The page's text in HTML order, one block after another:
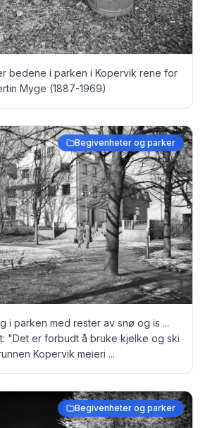
bedene i parken i Kopervik rene for
Bertin Myge (1887-1969)
Begivenheter og parker
i parken med rester av snø og is ...
"Det er forbudt å bruke kjelke og ski
Kopervik meieri ...
Begivenheter og parker